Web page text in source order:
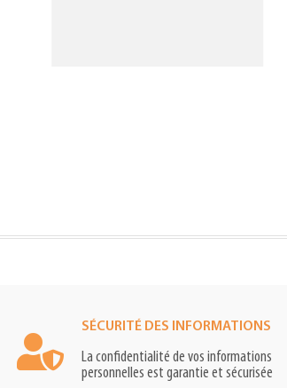
SÉCURITÉ DES INFORMATIONS
La confidentialité de vos informations
personnelles est garantie et sécurisée